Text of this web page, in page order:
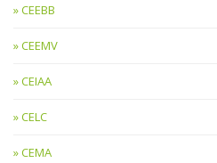
CEEBB
CEEMV
CEIAA
CELC
CEMA